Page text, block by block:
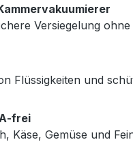
Versiegelung ohne
Flüssigkeiten und
Käse, Gemüse und